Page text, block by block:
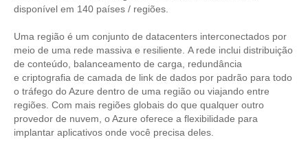
disponível em 140 países / regiões.
Uma região é um conjunto de datacenters interconectados por
meio de uma rede massiva e resiliente. A rede inclui distribuição
de conteúdo, balanceamento de carga, redundância
e criptografia de camada de link de dados por padrão para todo
o tráfego do Azure dentro de uma região ou viajando entre
regiões. Com mais regiões globais do que qualquer outro
provedor de nuvem, o Azure oferece a flexibilidade para
implantar aplicativos onde você precisa deles.